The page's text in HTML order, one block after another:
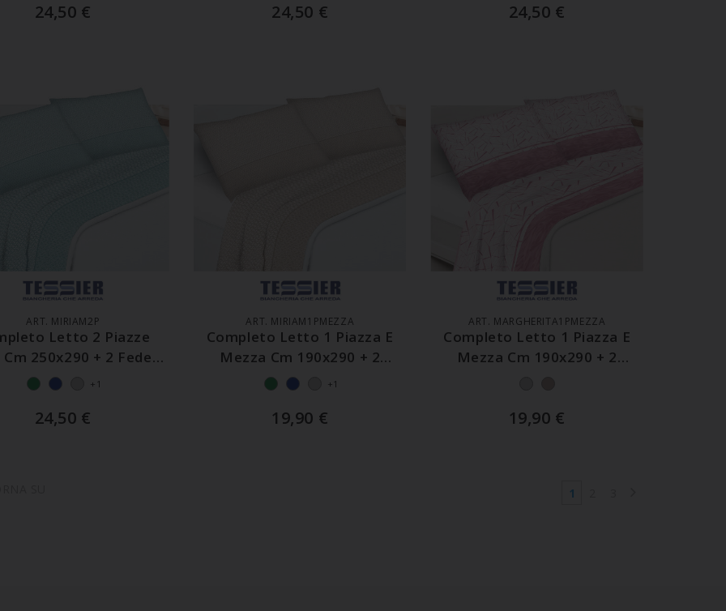
24,50 € 24,50 € 24,50 €
AL CARRELLO
ART. MIRIAM2P
Letto 2 Piazze
250x290 + 2 Federe
Cm 50x80 +1
24,50 €
AGGIUNGI AL CARRELLO
ART. MIRIAM1PMEZZA
Completo Letto 1 Piazza E
Mezza Cm 190x290 + 2
Federe
+1
19,90 €
AGGIUNGI AL CARRELLO
ART. MARGHERITA1PMEZZA
Completo Letto 1 Piazza E
Mezza Cm 190x290 + 2
19,90 €
1